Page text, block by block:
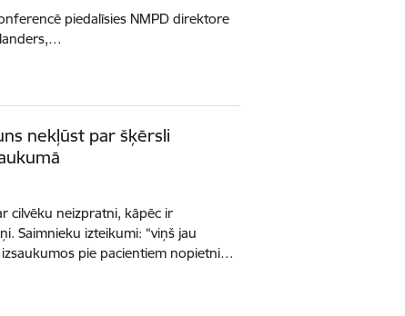
piedalīsies NMPD direktore
nekļūst par šķērsli
cilvēku neizpratni, kāpēc ir
Saimnieku izteikumi: “viņš jau
pie pacientiem nopietni…